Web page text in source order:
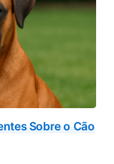
Sobre o Cão